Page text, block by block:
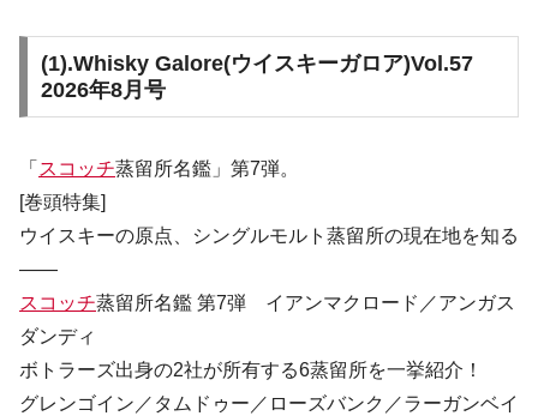
(1).Whisky Galore(ウイスキーガロア)Vol.57
2026年8月号
「 スコッチ蒸留所名鑑」第7弾。
[巻頭特集]
ウイスキーの原点、シングルモルト蒸留所の現在地を知る
――
スコッチ蒸留所名鑑 第7弾 イアンマクロード／アンガス
ダンディ
ボトラーズ出身の2社が所有する6蒸留所を一挙紹介！
グレンゴイン／タムドゥー／ローズバンク／ラーガンベイ